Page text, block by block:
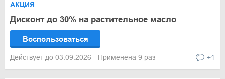
АКЦИЯ
Дисконт до 30% на растительное масло
Воспользоваться
Действует до 03.09.2026 Применена 9 раз +1